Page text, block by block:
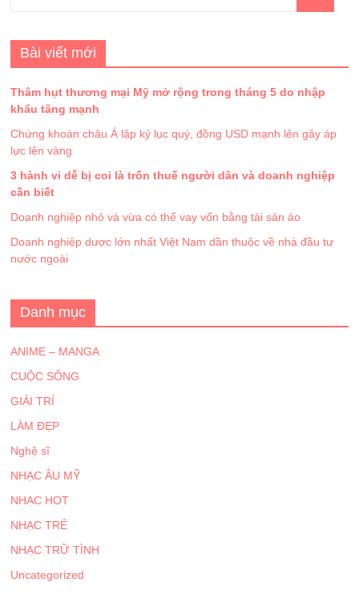
Bài viết mới
Thâm hụt thương mại Mỹ mở rộng trong tháng 5 do nhập
khẩu tăng mạnh
Chứng khoán châu Á lập kỷ lục quý, đồng USD mạnh lên gây áp
lực lên vàng
3 hành vi dễ bị coi là trốn thuế người dân và doanh nghiệp
cần biết
Doanh nghiệp nhỏ và vừa có thể vay vốn bằng tài sản ảo
Doanh nghiệp dược lớn nhất Việt Nam dần thuộc về nhà đầu tư
nước ngoài
Danh mục
ANIME – MANGA
CUỘC SỐNG
GIẢI TRÍ
LÀM ĐẸP
Nghệ sĩ
NHẠC ÂU MỸ
NHẠC HOT
NHẠC TRẺ
NHẠC TRỮ TÌNH
Uncategorized